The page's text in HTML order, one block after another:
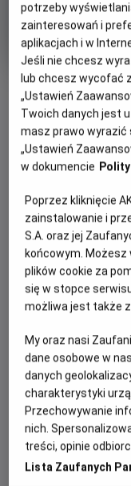
OBSERWUJ
Czas
PREMIERA
19 maja 2023
OPIS FILMU
Lata 70 XX wieku.
(laureat Oscara
Nowym Jorku. W
mu
bohema
pasji i zazdrości
potrzeby
zainteresowań i
aplikacjach i w
Jeśli nie chcesz
lub chcesz wycofać
„Ustawień
Twoich danych jest
masz prawo wyrazić
„Ustawień
w dokumencie
Poprzez kliknięcie
zainstalowanie i
S.A. oraz jej
końcowym.
plików cookie za
się w stopce
możliwa jest także
My oraz nasi
dane osobowe w
danych
charakterystyki
Przechowywanie
nich.
treści, opinie
Lista Zaufanych